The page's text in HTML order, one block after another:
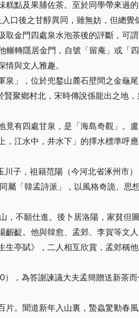
點及果脯佐茶。至於同學帶來過
口後之甘醇異同，雖無妨，但總覺
金門四處泉水泡茶後的評斷，可
輾轉隱居金門，自號「留庵」或「
與文人雅趣。
」，位於兜鍪山麓石壁間之金龜
聚鄉村北，宋時傳說係龍出之地，
有四處甘泉，是「海島奇觀」。
，江水中，井水下」的擇水標準呼
子，祖籍范陽（今河北省涿州市
屬「韓孟詩派」，以風格奇詭、思
不願仕進。後卜居洛陽，家貧但圖
齷齪。他與韓愈、孟郊、李賀等文
生亭賦》，二人相互欣賞，孟郊稱
，為答謝諫議大夫孟簡贈送新茶
。聞道新年入山裏，蟄蟲驚動春